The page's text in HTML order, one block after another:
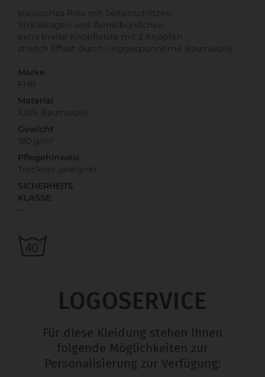
klassisches Polo mit Seitenschlitzen
Strickkragen und Ärmelbündchen
extra breite Knopfleiste mit 2 Knöpfen
stretch Effekt durch ringgesponnerne Baumwolle
Marke
FHB
Material
100% Baumwolle
Gewicht
180 g/m²
Pflegehinweis
Trockner geeignet
SICHERHEITS
KLASSE
LOGOSERVICE
Für diese Kleidung stehen Ihnen
folgende Möglichkeiten zur
Personalisierung zur Verfügung: